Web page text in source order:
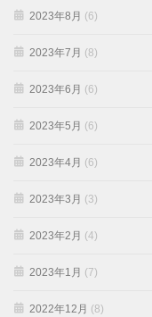
2023年8月 (6)
2023年7月 (8)
2023年6月 (6)
2023年5月 (6)
2023年4月 (6)
2023年3月 (3)
2023年2月 (4)
2023年1月 (7)
2022年12月 (8)